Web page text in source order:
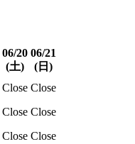
06/20
(土)
06/21
(日)
Close Close
Close Close
Close Close